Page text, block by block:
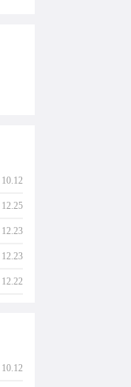
10.12
12.25
12.23
12.23
12.22
10.12